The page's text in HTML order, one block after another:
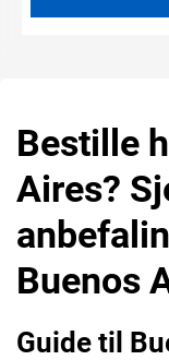
Bestille
Aires?
Buenos
Guide til